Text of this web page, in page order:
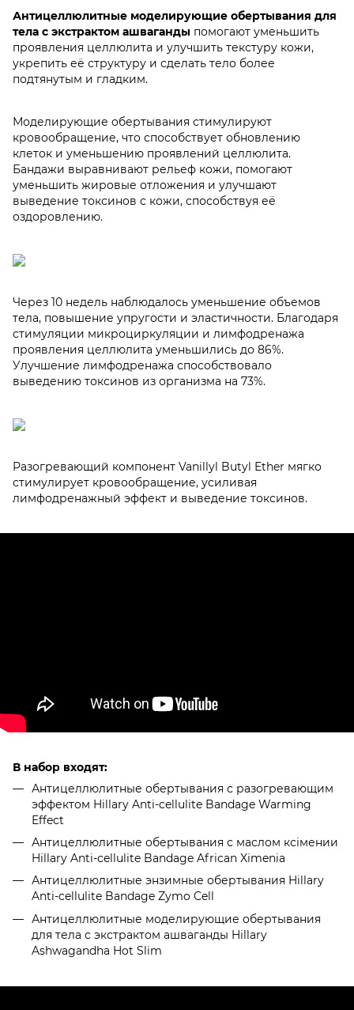
Антицеллюлитные моделирующие обертывания для
тела с экстрактом ашваганды помогают уменьшить
проявления целлюлита и улучшить текстуру кожи,
укрепить её структуру и сделать тело более
подтянутым и гладким.
Моделирующие обертывания стимулируют
кровообращение, что способствует обновлению
клеток и уменьшению проявлений целлюлита.
Бандажи выравнивают рельеф кожи, помогают
уменьшить жировые отложения и улучшают
выведение токсинов с кожи, способствуя её
оздоровлению.
Через 10 недель наблюдалось уменьшение объемов
тела, повышение упругости и эластичности. Благодаря
стимуляции микроциркуляции и лимфодренажа
проявления целлюлита уменьшились до 86%.
Улучшение лимфодренажа способствовало
выведению токсинов из организма на 73%.
Разогревающий компонент Vanillyl Butyl Ether мягко
стимулирует кровообращение, усиливая
лимфодренажный эффект и выведение токсинов.
В набор входят:
Антицеллюлитные обертывания с разогревающим
эффектом Hillary Anti-cellulite Bandage Warming
Effect
Антицеллюлитные обертывания с маслом ксімении
Hillary Anti-cellulite Bandage African Ximenia
Антицеллюлитные энзимные обертывания Hillary
Anti-cellulite Bandage Zymo Cell
Антицеллюлитные моделирующие обертывания
для тела с экстрактом ашваганды Hillary
Ashwagandha Hot Slim